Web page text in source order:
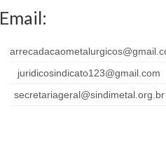
Email:
juridicosindicato123@gmail.com
secretariageral@sindimetal.org.br